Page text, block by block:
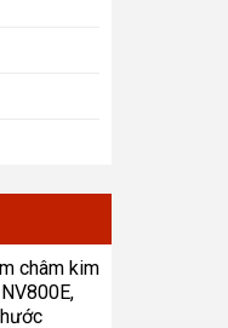
châm kim